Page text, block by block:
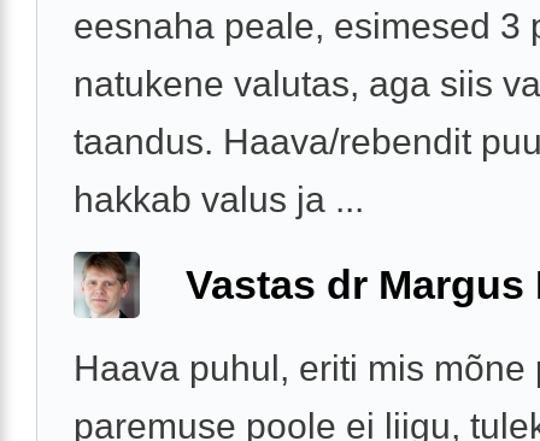
eesnaha peale, esimesed 3
natukene valutas, aga siis
taandus. Haava/rebendit
hakkab valus ja ...
Vastas dr Margus
Haava puhul, eriti mis mõne
paremuse poole ei liigu,